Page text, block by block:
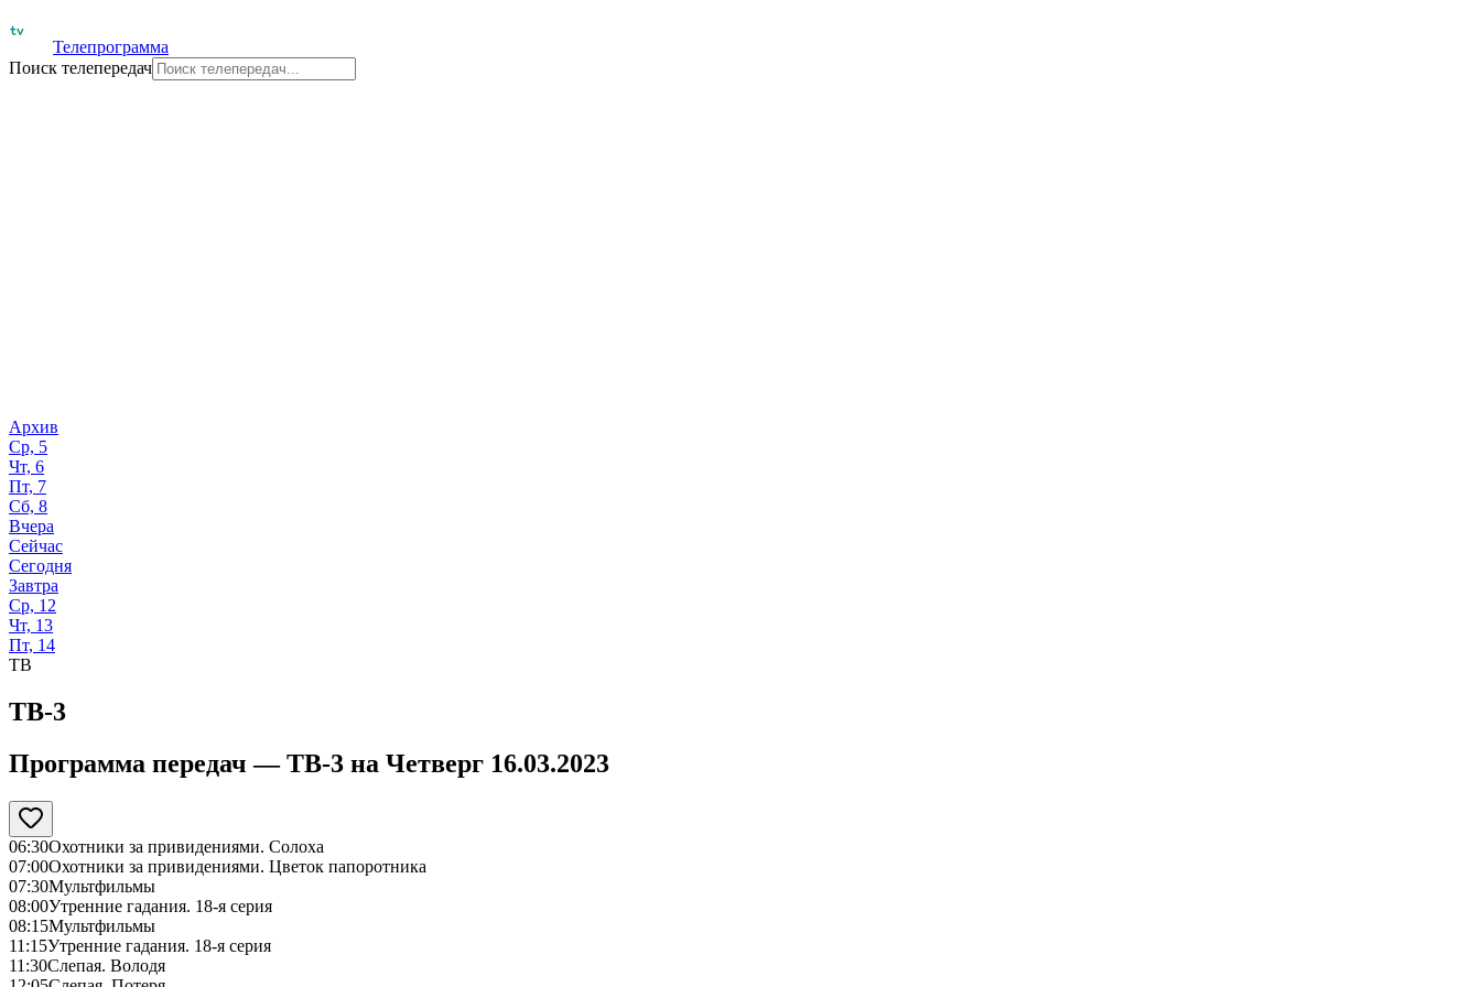
Телепрограмма
Поиск телепередач
Архив
Ср, 5
Чт, 6
Пт, 7
Сб, 8
Вчера
Сейчас
Сегодня
Завтра
Ср, 12
Чт, 13
Пт, 14
ТВ
ТВ-3
Программа передач —ТВ-3 на Четверг 16.03.2023
06:30Охотники за привидениями. Солоха
07:00Охотники за привидениями. Цветок папоротника
07:30Мультфильмы
08:00Утренние гадания. 18-я серия
08:15Мультфильмы
11:15Утренние гадания. 18-я серия
11:30Слепая. Володя